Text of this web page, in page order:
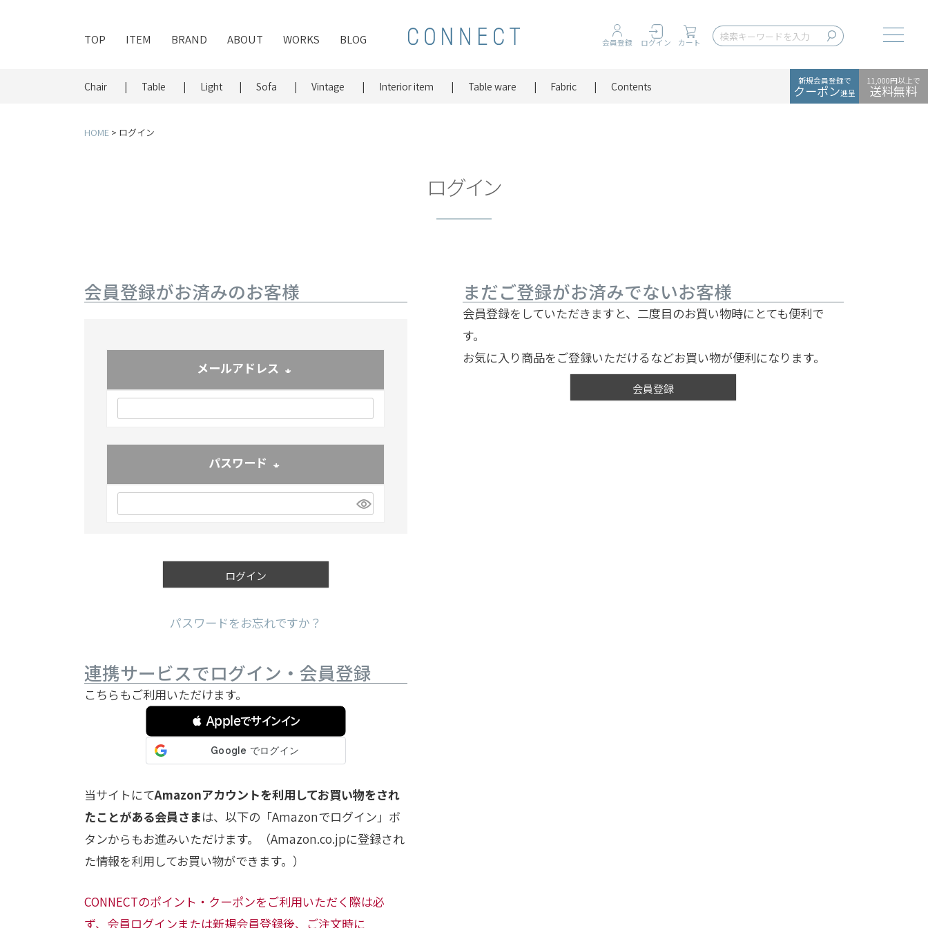
TOP ITEM BRAND ABOUT WORKS BLOG 会員登録 ログイン カート
Chair Table Light Sofa Vintage Interior item Table ware Fabric Contents 新規会員登録で
クーポン進呈
11,000円以上で
送料無料
HOME ログイン
ログイン
会員登録がお済みのお客様
メールアドレス
(必須)
パスワード
(必須)
ログイン
パスワードをお忘れですか？
連携サービスでログイン・会員登録
こちらもご利用いただけます。
 Appleでサインイン
当サイトにてAmazonアカウントを利用してお買い物をされ
たことがある会員さまは、以下の「Amazonでログイン」ボ
タンからもお進みいただけます。（Amazon.co.jpに登録され
た情報を利用してお買い物ができます。）
CONNECTのポイント・クーポンをご利用いただく際は必
ず、会員ログインまたは新規会員登録後、ご注文時に
まだご登録がお済みでないお客様
会員登録をしていただきますと、二度目のお買い物時にとても便利で
す。
お気に入り商品をご登録いただけるなどお買い物が便利になります。
会員登録